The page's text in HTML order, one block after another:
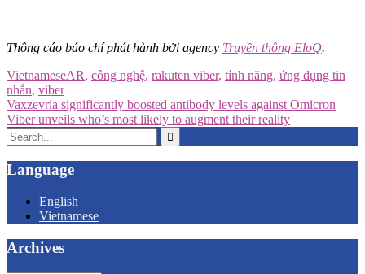
Thông cáo báo chí phát hành bởi agency Truyền thông EloQ.
VietnameseAR, công nghệ, rakuten viber, tính năng, ứng dụng tin
nhắn, viber
Post
navigation
Vaxzevria significantly boosted antibody levels against Omicron
Viber unveils who’s most likely to augment their reality
Search
for:
Language
English
Vietnamese
Archives